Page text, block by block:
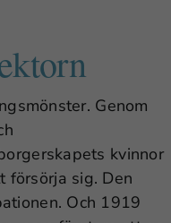
Genom
kvinnor
sig. Den
Och 1919